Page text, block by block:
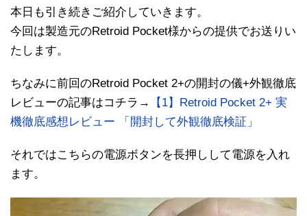
本日も引き続きご紹介していきます。
今回は製造元のRetroid Pocket様からの提供でお送りい
たします。
ちなみに前回のRetroid Pocket 2+の開封の儀+外観徹底
レビューの記事はコチラ→
【1】Retroid Pocket 2+ 実
機徹底感想レビュー 「開封して外観徹底検証」
それではこちらの電源ボタンを長押しして電源を入れ
ます。